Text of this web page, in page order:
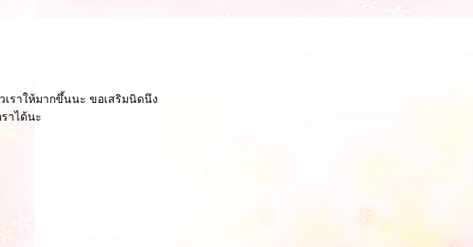
เราให้มากขึ้นนะ ขอเสริมนิดนึง
าได้นะ